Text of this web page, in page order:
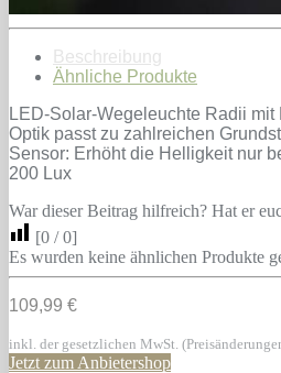
Beschreibung
Ähnliche Produkte
LED-Solar-Wegeleuchte Radii
Optik passt zu zahlreichen
Sensor: Erhöht die Helligkeit nur
200 Lux
War dieser Beitrag hilfreich? Hat er
[0 /0]
Es wurden keine ähnlichen Produkte
109,99 €
inkl. der gesetzlichen MwSt.
Jetzt zum Anbietershop